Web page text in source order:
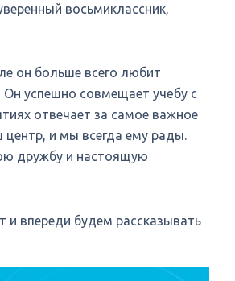
восьмиклассник,
он больше всего любит
успешно совмещает учёбу с
отвечает за самое важное
и мы всегда ему рады.
дружбу и настоящую
впереди будем рассказывать